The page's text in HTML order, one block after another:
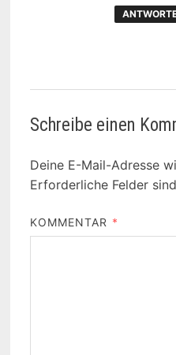
Schreibe einen
Deine E-Mail-Adresse
Erforderliche Felder
KOMMENTAR *